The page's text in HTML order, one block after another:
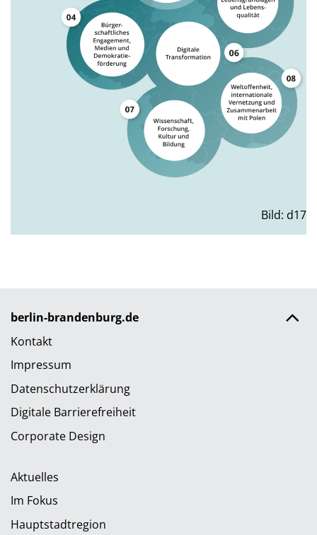
Bild: d17
berlin-brandenburg.de
Kontakt
Impressum
Datenschutzerklärung
Digitale Barrierefreiheit
Corporate Design
Aktuelles
Im Fokus
Hauptstadtregion